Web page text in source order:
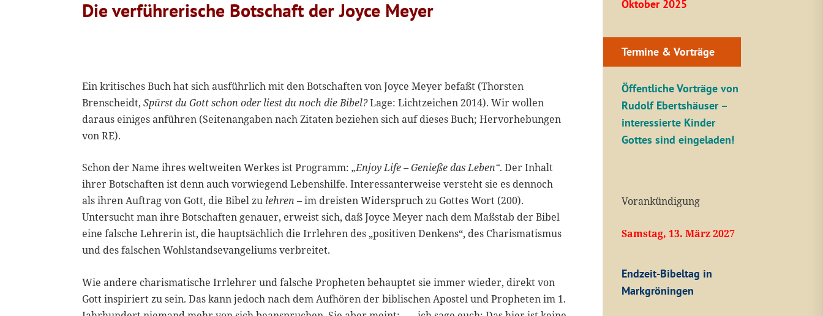
Die verführerische Botschaft der Joyce Meyer
Ein kritisches Buch hat sich ausführlich mit den Botschaften von Joyce Meyer befaßt (Thorsten
Brenscheidt, Spürst du Gott schon oder liest du noch die Bibel?Lage: Lichtzeichen 2014). Wir wollen
daraus einiges anführen (Seitenangaben nach Zitaten beziehen sich auf dieses Buch; Hervorhebungen
von RE).
Schon der Name ihres weltweiten Werkes ist Programm:„Enjoy Life – Genieße das Leben“. Der Inhalt
ihrer Botschaften ist denn auch vorwiegend Lebenshilfe. Interessanterweise versteht sie es dennoch
als ihren Auftrag von Gott, die Bibel zu lehren – im dreisten Widerspruch zu Gottes Wort (200).
Untersucht man ihre Botschaften genauer, erweist sich, daß Joyce Meyer nach dem Maßstab der Bibel
eine falsche Lehrerin ist, die hauptsächlich die Irrlehren des „positiven Denkens“, des Charismatismus
und des falschen Wohlstandsevangeliums verbreitet.
Wie andere charismatische Irrlehrer und falsche Propheten behauptet sie immer wieder, direkt von
Gott inspiriert zu sein. Das kann jedoch nach dem Aufhören der biblischen Apostel und Propheten im 1.
Oktober 2025
Termine & Vorträge
Öffentliche Vorträge von
Rudolf Ebertshäuser –
interessierte Kinder
Gottes sind eingeladen!
Vorankündigung
Samstag, 13. März 2027
Endzeit-Bibeltag in
Markgröningen